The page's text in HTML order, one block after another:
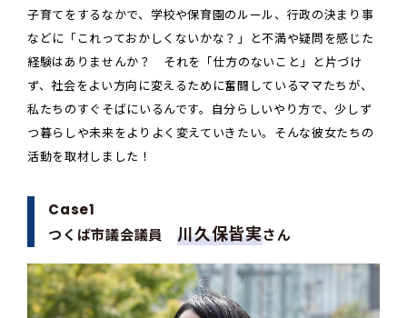
子育てをするなかで、学校や保育園のルール、行政の決まり事
などに「これっておかしくないかな？」と不満や疑問を感じた
経験はありませんか？ それを「仕方のないこと」と片づけ
ず、社会をよい方向に変えるために奮闘しているママたちが、
私たちのすぐそばにいるんです。自分らしいやり方で、少しず
つ暮らしや未来をよりよく変えていきたい。そんな彼女たちの
活動を取材しました！
Case1
つくば市議会議員 川久保皆実さん